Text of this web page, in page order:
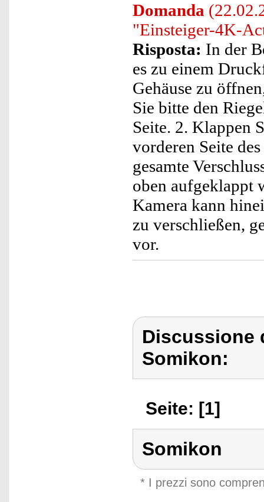
Domanda
"Einsteiger-4K-
Risposta: In der
es zu einem
Gehäuse zu
Sie bitte den
Seite. 2. Klappen
vorderen Seite
gesamte
oben aufgeklappt
Kamera kann
zu verschließen,
vor.
Discussione
Somikon:
Seite: [1]
Somikon
* I prezzi sono